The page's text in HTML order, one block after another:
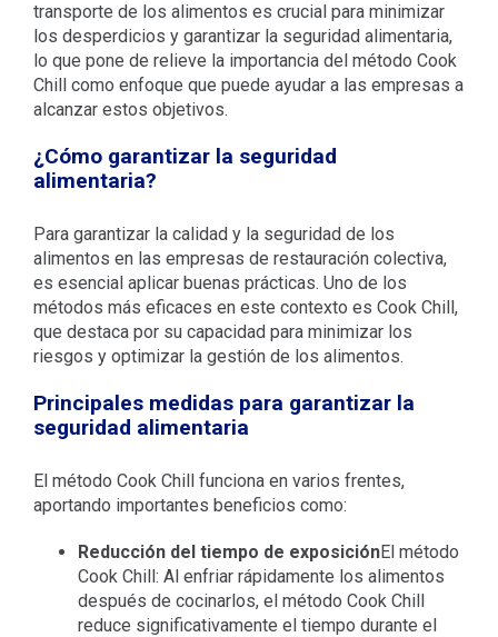
transporte de los alimentos es crucial para minimizar
los desperdicios y garantizar la seguridad alimentaria,
lo que pone de relieve la importancia del método Cook
Chill como enfoque que puede ayudar a las empresas a
alcanzar estos objetivos.
¿Cómo garantizar la seguridad
alimentaria?
Para garantizar la calidad y la seguridad de los
alimentos en las empresas de restauración colectiva,
es esencial aplicar buenas prácticas. Uno de los
métodos más eficaces en este contexto es Cook Chill,
que destaca por su capacidad para minimizar los
riesgos y optimizar la gestión de los alimentos.
Principales medidas para garantizar la
seguridad alimentaria
El método Cook Chill funciona en varios frentes,
aportando importantes beneficios como:
Reducción del tiempo de exposiciónEl método
Cook Chill: Al enfriar rápidamente los alimentos
después de cocinarlos, el método Cook Chill
reduce significativamente el tiempo durante el